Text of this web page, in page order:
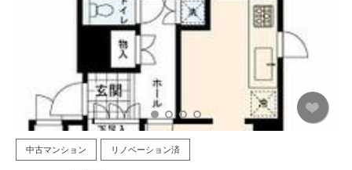
中古マンション リノベーション済